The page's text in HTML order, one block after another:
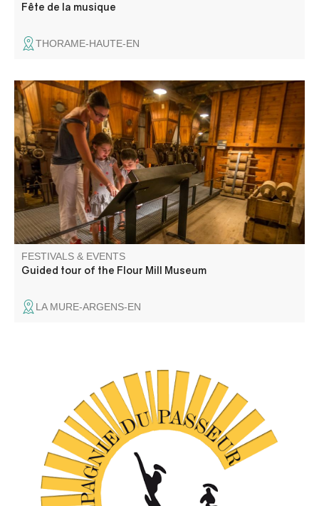
Fête de la musique
THORAME-HAUTE-EN
Follow the guide: the maze of this machinery, which has
been transforming wheat into flour since 1902, will hold no
secrets for you! The site's history and technical details will
help you better understand how these machines fit
together.
FESTIVALS & EVENTS
Guided tour of the Flour Mill Museum
LA MURE-ARGENS-EN
C'est un spectacle de danse contemporaine (Cie du
Passeur / Efi Farmaki), fait revivre la mémoire des lavoirs
et des lavandières en chant, texte et danse. Atelier de
médiation pour les enfants avant la représentation, autour
d'objets liés aux lavoirs.